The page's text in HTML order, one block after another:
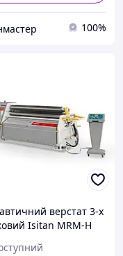
100%
верстат 3-х
Isitan MRM-H